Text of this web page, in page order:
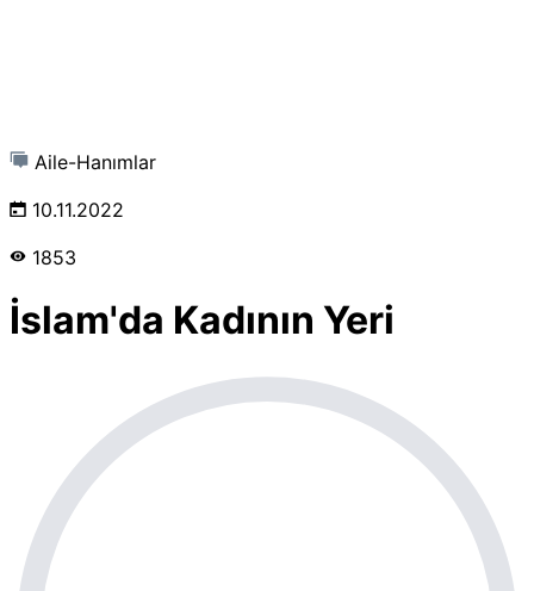
Aile-Hanımlar
10.11.2022
1853
İslam'da Kadının Yeri